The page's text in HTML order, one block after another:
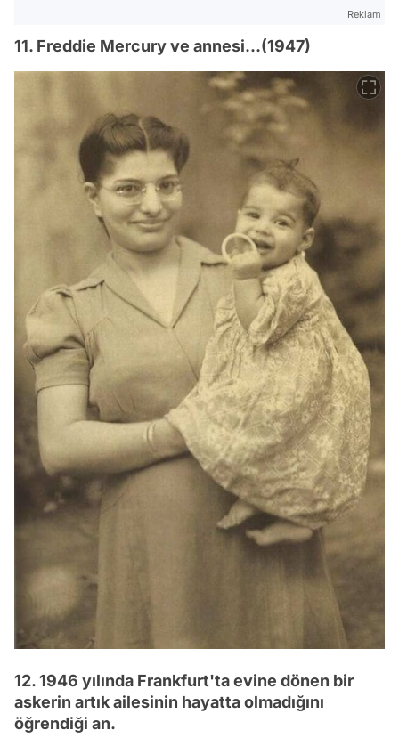
Reklam
11. Freddie Mercury ve annesi...(1947)
12. 1946 yılında Frankfurt'ta evine dönen bir
askerin artık ailesinin hayatta olmadığını
öğrendiği an.